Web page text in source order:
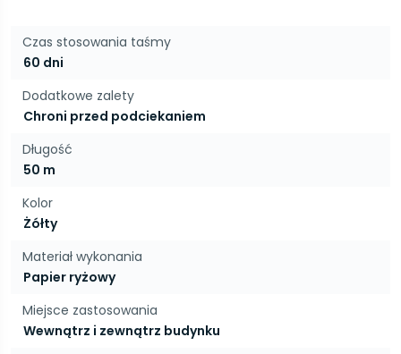
Czas stosowania taśmy
60 dni
Dodatkowe zalety
Chroni przed podciekaniem
Długość
50 m
Kolor
Żółty
Materiał wykonania
Papier ryżowy
Miejsce zastosowania
Wewnątrz i zewnątrz budynku